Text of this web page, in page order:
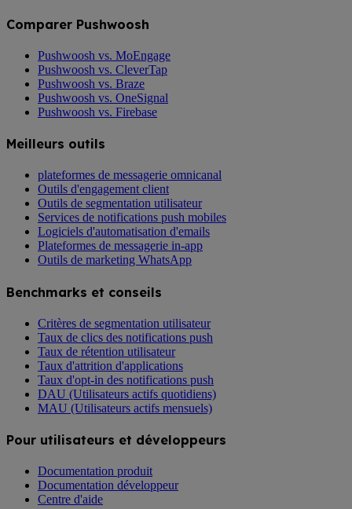
Comparer Pushwoosh
Pushwoosh vs. MoEngage
Pushwoosh vs. CleverTap
Pushwoosh vs. Braze
Pushwoosh vs. OneSignal
Pushwoosh vs. Firebase
Meilleurs outils
plateformes de messagerie omnicanal
Outils d'engagement client
Outils de segmentation utilisateur
Services de notifications push mobiles
Logiciels d'automatisation d'emails
Plateformes de messagerie in-app
Outils de marketing WhatsApp
Benchmarks et conseils
Critères de segmentation utilisateur
Taux de clics des notifications push
Taux de rétention utilisateur
Taux d'attrition d'applications
Taux d'opt-in des notifications push
DAU (Utilisateurs actifs quotidiens)
MAU (Utilisateurs actifs mensuels)
Pour utilisateurs et développeurs
Documentation produit
Documentation développeur
Centre d'aide